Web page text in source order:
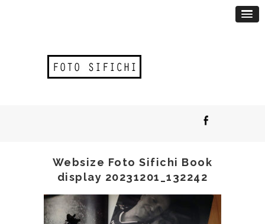
Websize Foto Sifichi Book
display 20231201_132242